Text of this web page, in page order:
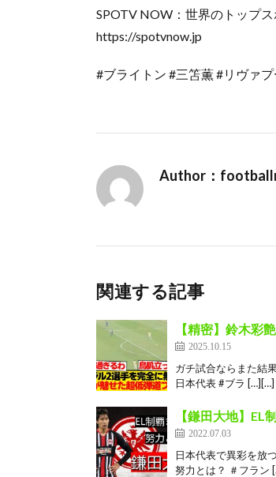
SPOTV NOW：世界のトップ
https://spotvnow.jp
#ブライトン #三笘薫 #リヴァ
Author：
関連する記事
【精密】鈴木
2025.10.15
ガチ試合ならまた結
日本代表 #ブラ […][…]
【鎌田大地】
2022.07.03
日本代表で異彩を放
努力とは？ ＃フラン